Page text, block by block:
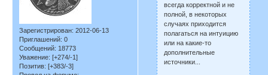
Зарегистрирован: 2012-06-13
Приглашений: 0
Сообщений: 18773
Уважение: [+274/-1]
Позитив: [+383/-3]
всегда корректной и не
полной, в некоторых
случаях приходится
полагаться на интуицию
или на какие-то
дополнительные
источники...